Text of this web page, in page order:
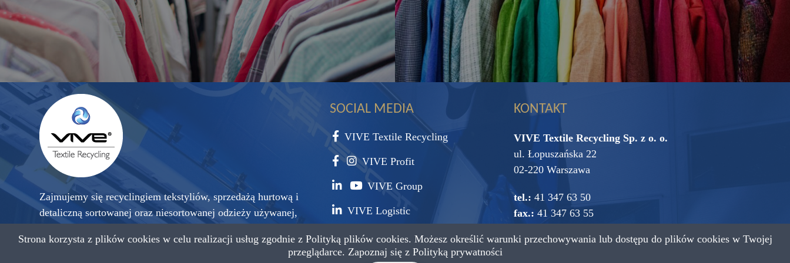
Zajmujemy się recyclingiem tekstyliów, sprzedażą hurtową i
detaliczną sortowanej oraz niesortowanej odzieży używanej,
przetworzonego na czyściwo przemysłowe.
SOCIAL MEDIA
VIVE Textile Recycling
VIVE Profit
VIVE Group
VIVE Logistic
KONTAKT
VIVE Textile Recycling Sp. z o. o.
ul. Łopuszańska 22
02-220 Warszawa
tel.: 41 347 63 50
fax.: 41 347 63 55
e-mail: vive@vive.com.pl
Strona korzysta z plików cookies w celu realizacji usług zgodnie z Polityką plików cookies. Możesz określić warunki przechowywania lub dostępu do plików cookies w Twojej
przeglądarce. Zapoznaj się z Polityką prywatności